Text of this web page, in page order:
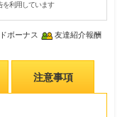
を利用しています
ボーナス 友達紹介報酬
注意事項